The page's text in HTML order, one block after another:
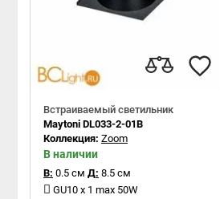
Встраиваемый светильник
Maytoni DL033-2-01B
Коллекция: Zoom
В наличии
В: 0.5 см Д: 8.5 см
GU10 x 1 max 50W